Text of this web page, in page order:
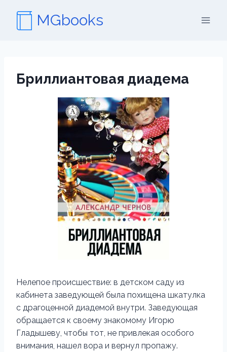
содержимому
MGbooks
Бриллиантовая диадема
Нелепое происшествие: в детском саду из
кабинета заведующей была похищена шкатулка
с драгоценной диадемой внутри. Заведующая
обращается к своему знакомому Игорю
Гладышеву, чтобы тот, не привлекая особого
внимания, нашел вора и вернул пропажу.